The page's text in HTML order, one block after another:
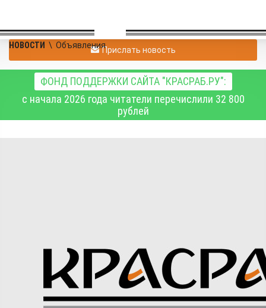
НОВОСТИ \ ОбъявленияПрислать новость
ФОНД ПОДДЕРЖКИ САЙТА "КРАСРАБ.РУ":
с начала 2026 года читатели перечислили 32 800
рублей